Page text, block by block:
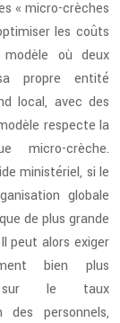
« micro-crèches
les coûts
modèle où deux
propre entité
local, avec des
respecte la
micro-crèche.
ministériel, si le
globale
de plus grande
peut alors exiger
bien plus
sur le taux
personnels,